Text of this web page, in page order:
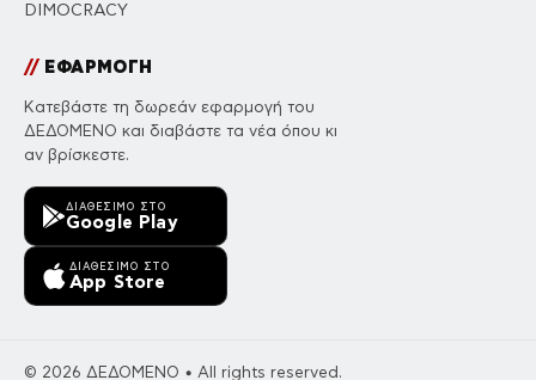
DIMOCRACY
//ΕΦΑΡΜΟΓΗ
Κατεβάστε τη δωρεάν εφαρμογή του
ΔΕΔΟΜΕΝΟ και διαβάστε τα νέα όπου κι
αν βρίσκεστε.
ΔΙΑΘΈΣΙΜΟ ΣΤΟ
Google Play
ΔΙΑΘΈΣΙΜΟ ΣΤΟ
App Store
© 2026 ΔΕΔΟΜΕΝΟ • All rights reserved.